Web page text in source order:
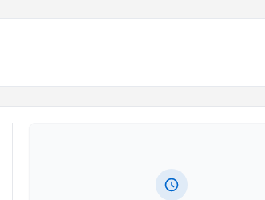
Op. Dr. Eda Aydın